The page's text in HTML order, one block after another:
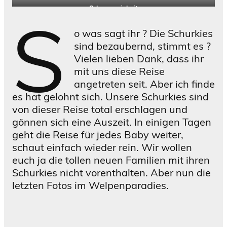
auch ganz toll
Schmuseeinheit
S
o was sagt ihr ? Die Schurkies
sind bezaubernd, stimmt es ?
Vielen lieben Dank, dass ihr
mit uns diese Reise
angetreten seit. Aber ich finde
es hat gelohnt sich. Unsere Schurkies sind
von dieser Reise total erschlagen und
gönnen sich eine Auszeit. In einigen Tagen
geht die Reise für jedes Baby weiter,
schaut einfach wieder rein. Wir wollen
euch ja die tollen neuen Familien mit ihren
Schurkies nicht vorenthalten. Aber nun die
letzten Fotos im Welpenparadies.